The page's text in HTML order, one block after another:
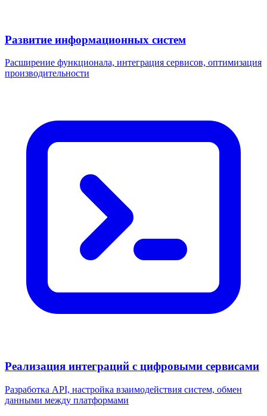
Развитие информационных систем
Расширение функционала, интеграция сервисов, оптимизация
производительности
Реализация интеграций с цифровыми сервисами
Разработка API, настройка взаимодействия систем, обмен
данными между платформами